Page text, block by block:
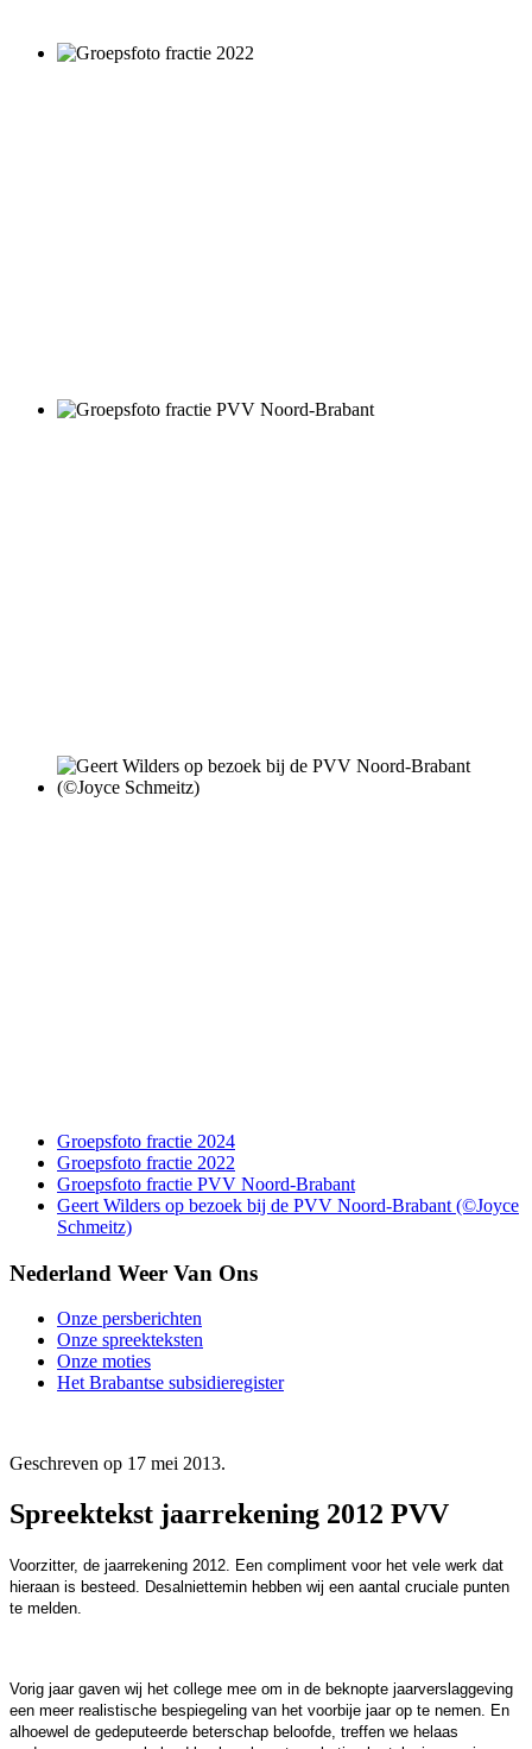
Groepsfoto fractie 2024
Groepsfoto fractie 2022
Groepsfoto fractie PVV Noord-Brabant
Geert Wilders op bezoek bij de PVV Noord-Brabant (©Joyce
Schmeitz)
Nederland Weer Van Ons
Onze persberichten
Onze spreekteksten
Onze moties
Het Brabantse subsidieregister
Geschreven op 17 mei 2013.
Spreektekst jaarrekening 2012 PVV
Voorzitter, de jaarrekening 2012. Een compliment voor het vele werk dat
hieraan is besteed. Desalniettemin hebben wij een aantal cruciale punten
te melden.
Vorig jaar gaven wij het college mee om in de beknopte jaarverslaggeving
een meer realistische bespiegeling van het voorbije jaar op te nemen. En
alhoewel de gedeputeerde beterschap beloofde, treffen we helaas